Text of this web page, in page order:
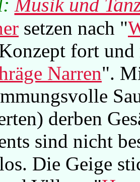
Musik und
setzen nach "
fort und
Narren".
derben
sind nicht
Die Geige